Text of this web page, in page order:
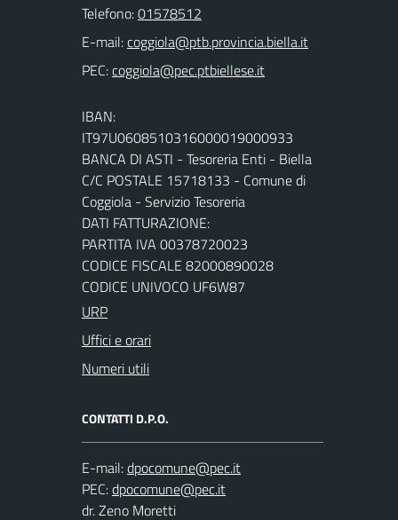
Telefono:01578512
E-mail:
PEC:
IBAN:
IT97U0608510316000019000933
BANCA DI ASTI - Tesoreria Enti - Biella
C/C POSTALE 15718133 - Comune di
Coggiola - Servizio Tesoreria
DATI FATTURAZIONE:
PARTITA IVA 00378720023
CODICE FISCALE 82000890028
CODICE UNIVOCO UF6W87
URP
Uffici e orari
Numeri utili
CONTATTI D.P.O.
E-mail:
PEC:
dr. Zeno Moretti